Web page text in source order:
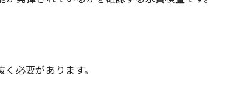
必要があります。